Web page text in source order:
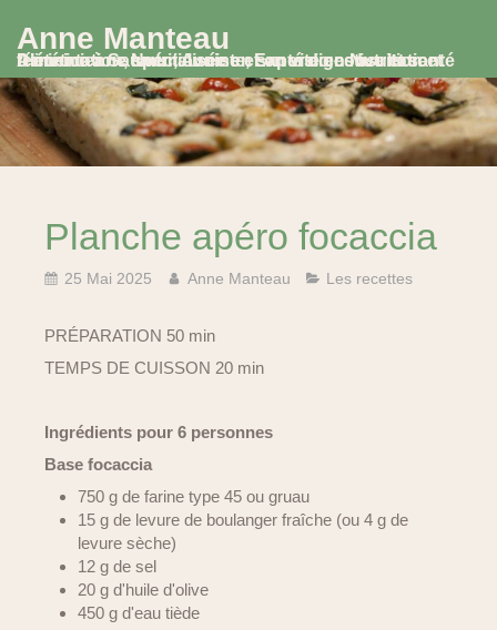
Anne Manteau
Diététicienne Nutritionniste, Experte en Nutrition et Alimentation, spécialisée en santé digestive et santé féminine à Saumur, Avoine et en visio consultation
Planche apéro focaccia
25 Mai 2025 Anne Manteau Les recettes
PRÉPARATION 50 min
TEMPS DE CUISSON 20 min
Ingrédients pour 6 personnes
Base focaccia
750 g de farine type 45 ou gruau
15 g de levure de boulanger fraîche (ou 4 g de
levure sèche)
12 g de sel
20 g d'huile d'olive
450 g d'eau tiède